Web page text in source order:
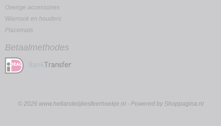
Overige accessoires
Wierrook en houders
Placemats
Betaalmethodes
© 2026 www.hetlandelijkesfeerhoekje.nl - Powered by Shoppagina.nl